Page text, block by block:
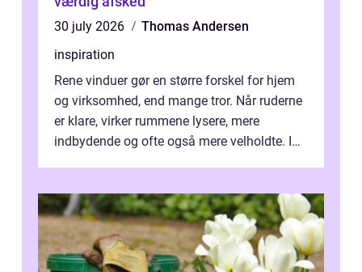
30 july 2026
Thomas Andersen
inspiration
Rene vinduer gør en større forskel for hjem
og virksomhed, end mange tror. Når ruderne
er klare, virker rummene lysere, mere
indbydende og ofte også mere velholdte. I